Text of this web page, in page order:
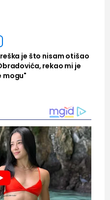
je što nisam otišao
rekao mi je
mogu"